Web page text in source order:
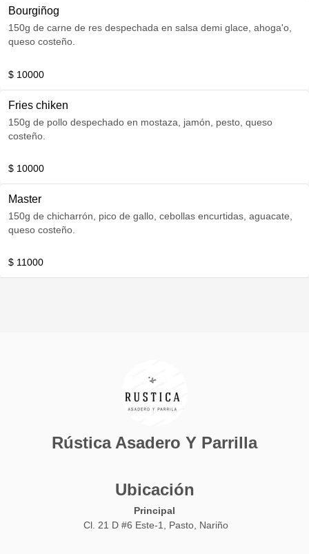
Bourgiñog
150g de carne de res despechada en salsa demi glace, ahoga'o,
queso costeño.
$ 10000
Fries chiken
150g de pollo despechado en mostaza, jamón, pesto, queso
costeño.
$ 10000
Master
150g de chicharrón, pico de gallo, cebollas encurtidas, aguacate,
queso costeño.
$ 11000
Rústica Asadero Y Parrilla
Ubicación
Principal
Cl. 21 D #6 Este-1, Pasto, Nariño